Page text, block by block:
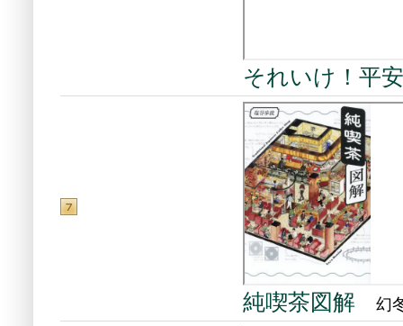
それいけ！平
純喫茶図解 幻